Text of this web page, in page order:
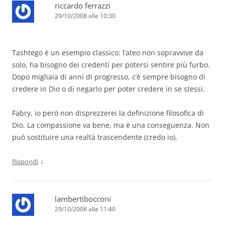
riccardo ferrazzi
29/10/2008 alle 10:30
Tashtego è un esempio classico: l’ateo non sopravvive da
solo, ha bisogno dei credenti per potersi sentire più furbo.
Dopo migliaia di anni di progresso, c’è sempre bisogno di
credere in Dio o di negarlo per poter credere in se stessi.
Fabry, io però non disprezzerei la definizione filosofica di
Dio. La compassione va bene, ma è una conseguenza. Non
può sostituire una realtà trascendente (credo io).
Rispondi ↓
lambertibocconi
29/10/2008 alle 11:40